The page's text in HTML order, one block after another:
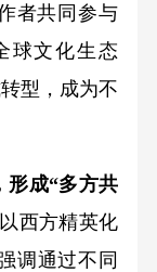
者共同参与
球文化生态
型，成为不
形成“多方共
西方精英化
调通过不同